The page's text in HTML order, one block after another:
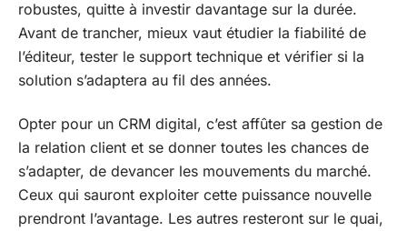
robustes, quitte à investir davantage sur la durée.
Avant de trancher, mieux vaut étudier la fiabilité de
l’éditeur, tester le support technique et vérifier si la
solution s’adaptera au fil des années.
Opter pour un CRM digital, c’est affûter sa gestion de
la relation client et se donner toutes les chances de
s’adapter, de devancer les mouvements du marché.
Ceux qui sauront exploiter cette puissance nouvelle
prendront l’avantage. Les autres resteront sur le quai,